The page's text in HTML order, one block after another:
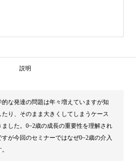
説明
な発達の問題は年々増えていますが知
り、そのまま大きくしてしまうケース
した。0~2歳の成長の重要性を理解され
が今回のセミナーではなぜ0~2歳の介入